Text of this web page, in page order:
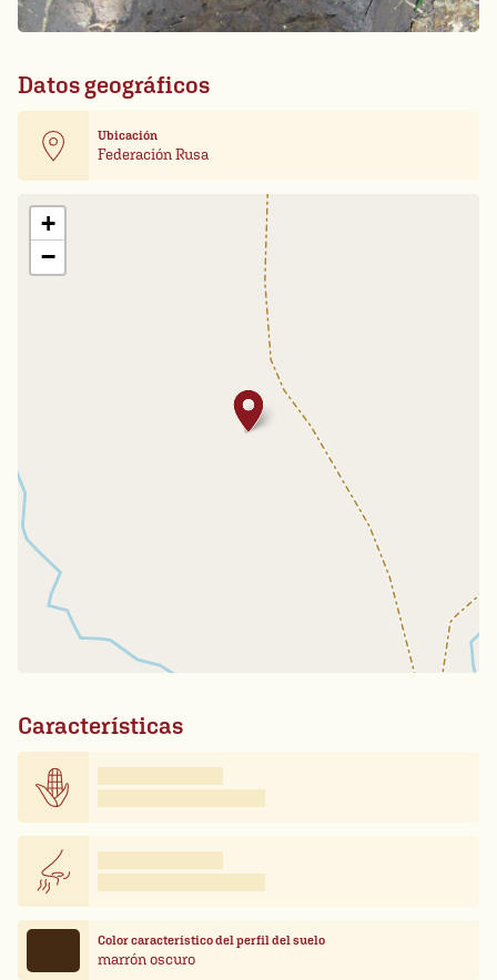
Datos geográficos
Ubicación
Federación Rusa
+
−
Características
Color característico del perfil del suelo
marrón oscuro